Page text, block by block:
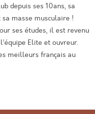
depuis ses 10ans, sa
masse musculaire !
ses études, il est revenu
Elite et ouvreur.
meilleurs français au